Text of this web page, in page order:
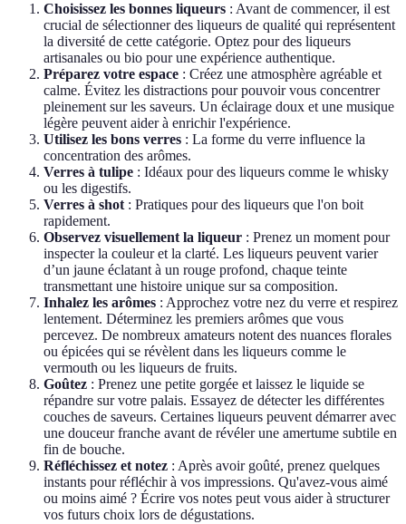
Choisissez les bonnes liqueurs : Avant de commencer, il est
crucial de sélectionner des liqueurs de qualité qui représentent
la diversité de cette catégorie. Optez pour des liqueurs
artisanales ou bio pour une expérience authentique.
Préparez votre espace : Créez une atmosphère agréable et
calme. Évitez les distractions pour pouvoir vous concentrer
pleinement sur les saveurs. Un éclairage doux et une musique
légère peuvent aider à enrichir l'expérience.
Utilisez les bons verres : La forme du verre influence la
concentration des arômes.
Verres à tulipe : Idéaux pour des liqueurs comme le whisky
ou les digestifs.
Verres à shot : Pratiques pour des liqueurs que l'on boit
rapidement.
Observez visuellement la liqueur : Prenez un moment pour
inspecter la couleur et la clarté. Les liqueurs peuvent varier
d’un jaune éclatant à un rouge profond, chaque teinte
transmettant une histoire unique sur sa composition.
Inhalez les arômes : Approchez votre nez du verre et respirez
lentement. Déterminez les premiers arômes que vous
percevez. De nombreux amateurs notent des nuances florales
ou épicées qui se révèlent dans les liqueurs comme le
vermouth ou les liqueurs de fruits.
Goûtez : Prenez une petite gorgée et laissez le liquide se
répandre sur votre palais. Essayez de détecter les différentes
couches de saveurs. Certaines liqueurs peuvent démarrer avec
une douceur franche avant de révéler une amertume subtile en
fin de bouche.
Réfléchissez et notez : Après avoir goûté, prenez quelques
instants pour réfléchir à vos impressions. Qu'avez-vous aimé
ou moins aimé ? Écrire vos notes peut vous aider à structurer
vos futurs choix lors de dégustations.